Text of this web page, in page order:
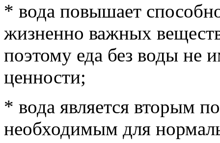
* вода повышает
жизненно важных
поэтому еда без воды не
ценности;
* вода является вторым
необходимым для